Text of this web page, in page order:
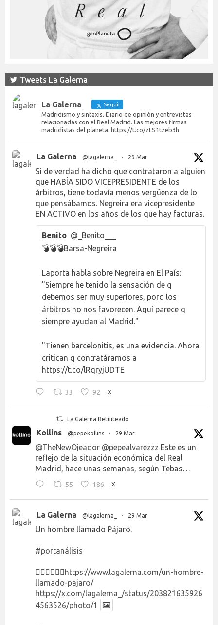
Tweets La Galerna
La Galerna Seguir
Madridismo y sintaxis. Diario de opinión y entrevistas
relacionadas con el Real Madrid. Las mejores firmas
madridistas del planeta. https://t.co/zLS1tzeb3h
La Galerna @lagalerna_ · 29 Mar
Si de verdad ha dicho que contrataron a alguien
que HABÍA SIDO VICEPRESIDENTE de los
árbitros, tiene todavía menos vergüenza de lo
que pensábamos. Negreira era vicepresidente
EN ACTIVO en los años de los que hay facturas.
Benito @_Benito___
💣💣💣Barsa-Negreira
Laporta habla sobre Negreira en El País:
"Siempre he tenido la sensación de q
debemos ser muy superiores, porq los
árbitros no nos favorecen. Aquí parece q
siempre ayudan al Madrid."
"Tienen barcelonitis, es una evidencia. Ahora
critican q contratáramos a
https://t.co/lRqryjUDTE
33 92 X
La Galerna Retuiteado
Kollins @pepekollins · 29 Mar
@TheNewOjeador @pepealvarezzz Este es un
reflejo de la situación económica del Real
Madrid, hace unas semanas, según Tebas…
55 186 X
La Galerna @lagalerna_ · 29 Mar
Un hombre llamado Pájaro.
#portanálisis
👉🏻👉🏻👉🏻 https://www.lagalerna.com/un-hombre-
llamado-pajaro/
https://x.com/lagalerna_/status/203821635926
4563526/photo/1